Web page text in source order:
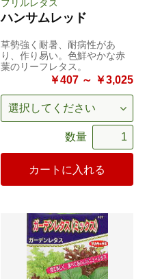
フリルレタス
ハンサムレッド
草勢強く耐暑、耐病性があ
り、作り易い。色鮮やかな赤
葉のリーフレタス。
￥407 ～ ￥3,025
数量
カートに入れる